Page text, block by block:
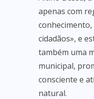
apenas com
cidadãos», e
também uma
municipal,
consciente e
natural.